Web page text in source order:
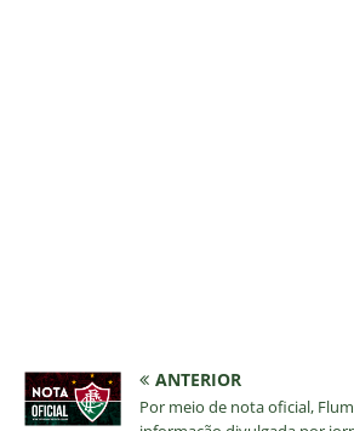
ANTERIOR
Por meio de nota oficial,